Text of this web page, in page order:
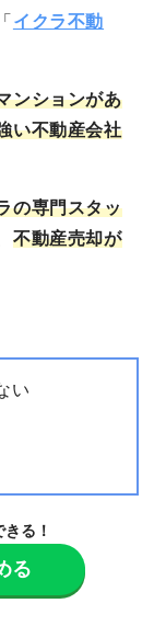
イクラ不動
ンションがあ
い不動産会社
の専門スタッ
不動産売却が
い
る！
る